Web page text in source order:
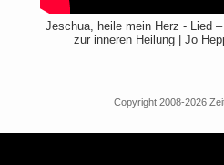
Jeschua, heile mein Herz - Lied
zur inneren Heilung | Jo
Copyright 2008-2026